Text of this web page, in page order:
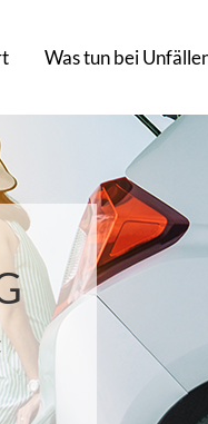
Was tun bei